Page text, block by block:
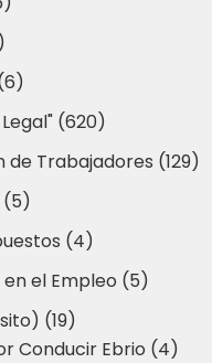
(620)
de Trabajadores (129)
(5)
(4)
el Empleo (5)
(19)
Conducir Ebrio (4)